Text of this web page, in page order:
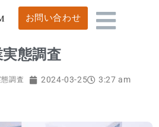
お問い合わせ
態調査
調査 2024-03-25 3:27 am